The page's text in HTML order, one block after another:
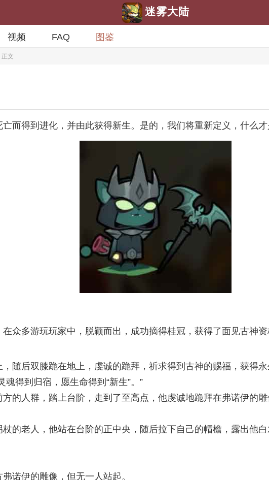
迷雾大陆
视频 FAQ 图鉴
正文
而得到进化，并由此获得新生。是的，我们将重新定义，什么才
众多游玩玩家中，脱颖而出，成功摘得桂冠，获得了面见古神
随后双膝跪在地上，虔诚的跪拜，祈求得到古神的赐福，获得
得到归宿，愿生命得到“新生”。”
的人群，踏上台阶，走到了至高点，他虔诚地跪拜在弗诺伊的
的老人，他站在台阶的正中央，随后拉下自己的帽檐，露出他
诺伊的雕像，但无一人站起。